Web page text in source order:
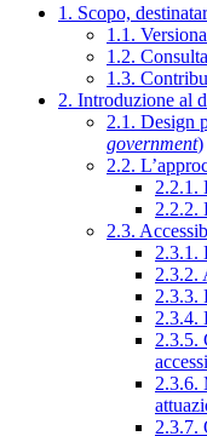
1. Scopo,
1.1.
1.2.
1.3.
2. Introduzione al
2.1. Design
government)
2.2.
2.2.1.
2.2.2.
2.3.
2.3.1.
2.3.2.
2.3.3.
2.3.4.
2.3.5.
2.3.6.
2.3.7.